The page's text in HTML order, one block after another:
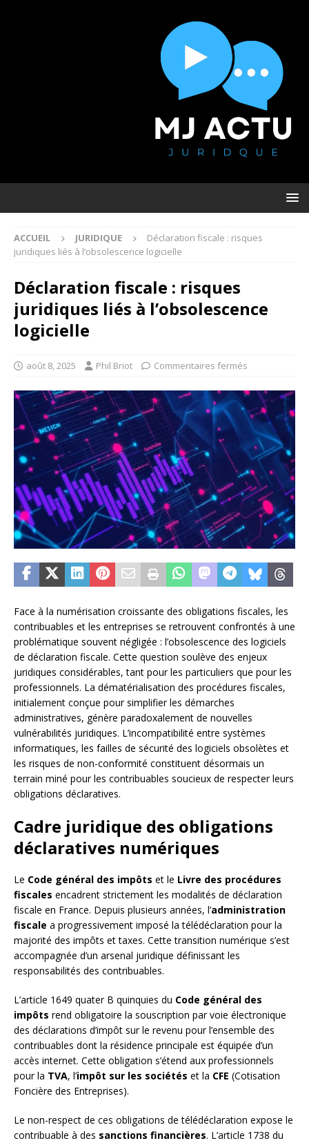
ACCUEIL JURIDIQUE
Déclaration fiscale : risques
juridiques liés à l’obsolescence logicielle
Déclaration fiscale : risques
juridiques liés à l’obsolescence
logicielle
août 8, 2025 Phil Briot Commentaires fermés
Face à la numérisation croissante des obligations fiscales, les
contribuables et les entreprises se retrouvent confrontés à une
problématique souvent négligée : l’obsolescence des logiciels
de déclaration fiscale. Cette question soulève des enjeux
juridiques considérables, tant pour les particuliers que pour les
professionnels. La dématérialisation des procédures fiscales,
initialement conçue pour simplifier les démarches
administratives, génère paradoxalement de nouvelles
vulnérabilités juridiques. L’incompatibilité entre systèmes
informatiques, les failles de sécurité des logiciels obsolètes et
les risques de non-conformité constituent désormais un
terrain miné pour les contribuables soucieux de respecter leurs
obligations déclaratives.
Cadre juridique des obligations
déclaratives numériques
Le Code général des impôts et le Livre des procédures
fiscales encadrent strictement les modalités de déclaration
fiscale en France. Depuis plusieurs années, l’administration
fiscale a progressivement imposé la télédéclaration pour la
majorité des impôts et taxes. Cette transition numérique s’est
accompagnée d’un arsenal juridique définissant les
responsabilités des contribuables.
L’article 1649 quater B quinquies du Code général des
impôts rend obligatoire la souscription par voie électronique
des déclarations d’impôt sur le revenu pour l’ensemble des
contribuables dont la résidence principale est équipée d’un
accès internet. Cette obligation s’étend aux professionnels
pour la TVA, l’impôt sur les sociétés et la CFE (Cotisation
Foncière des Entreprises).
Le non-respect de ces obligations de télédéclaration expose le
contribuable à des sanctions financières. L’article 1738 du